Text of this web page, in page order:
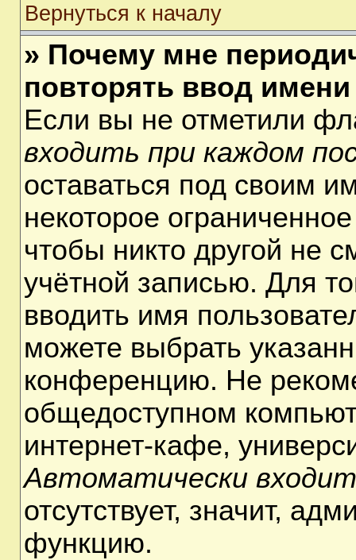
Вернуться к началу
» Почему мне
повторять ввод
Если вы не отметили
входить при каждом
оставаться под своим
некоторое
чтобы никто другой не
учётной записью. Для
вводить имя
можете выбрать
конференцию. Не
общедоступном
интернет-кафе,
Автоматически
отсутствует, значит,
функцию.